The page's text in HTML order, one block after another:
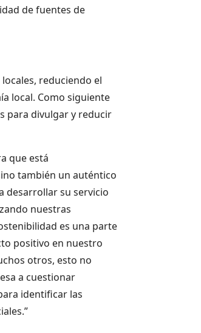
de fuentes de
reduciendo el
local. Como siguiente
para divulgar y reducir
que está
también un auténtico
desarrollar su servicio
nuestras
es una parte
positivo en nuestro
otros, esto no
a cuestionar
identificar las